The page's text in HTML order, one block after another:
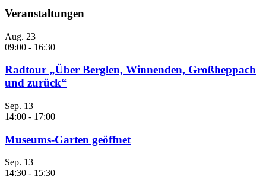
Veranstaltungen
Aug. 23
09:00 - 16:30
Radtour „Über Berglen, Winnenden, Großheppach
und zurück“
Sep. 13
14:00 - 17:00
Museums-Garten geöffnet
Sep. 13
14:30 - 15:30